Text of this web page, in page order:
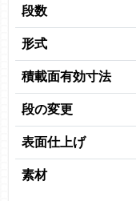
段数
形式
積載面有効寸法
段の変更
表面仕上げ
素材